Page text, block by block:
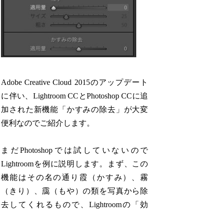
Adobe Creative Cloud 2015のアップデート
に伴い、Lightroom CCとPhotoshop CCに追
加された新機能「かすみの除去」が大変
便利なのでご紹介します。
まだPhotoshopでは試していないので
Lightroomを例に説明します。まず、この
機能はその名の通り霞（かすみ）、霧
（きり）、靄（もや）の類を写真から除
去してくれるもので、Lightroomの「効